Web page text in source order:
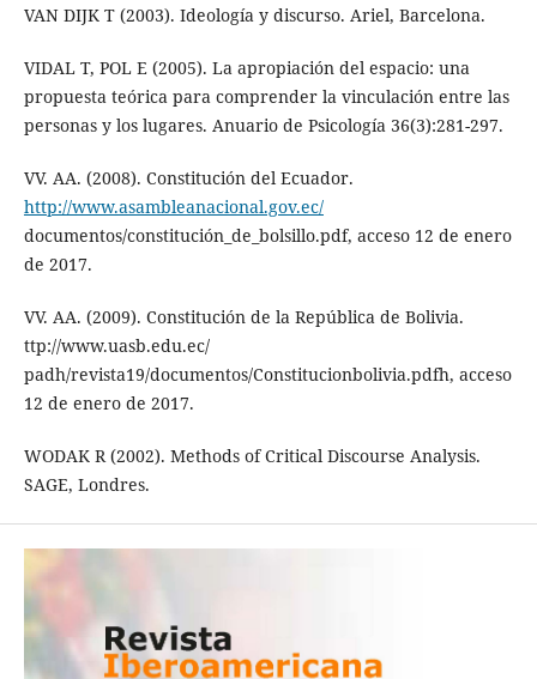
VAN DIJK T (2003). Ideología y discurso. Ariel, Barcelona.
VIDAL T, POL E (2005). La apropiación del espacio: una
propuesta teórica para comprender la vinculación entre las
personas y los lugares. Anuario de Psicología 36(3):281-297.
VV. AA. (2008). Constitución del Ecuador.
http://www.asambleanacional.gov.ec/
documentos/constitución_de_bolsillo.pdf, acceso 12 de enero
de 2017.
VV. AA. (2009). Constitución de la República de Bolivia.
ttp://www.uasb.edu.ec/
padh/revista19/documentos/Constitucionbolivia.pdfh, acceso
12 de enero de 2017.
WODAK R (2002). Methods of Critical Discourse Analysis.
SAGE, Londres.